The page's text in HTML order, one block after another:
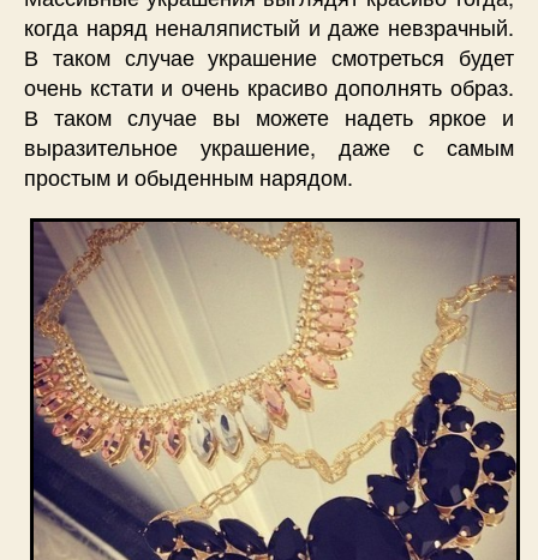
когда наряд неналяпистый и даже невзрачный.
В таком случае украшение смотреться будет
очень кстати и очень красиво дополнять образ.
В таком случае вы можете надеть яркое и
выразительное украшение, даже с самым
простым и обыденным нарядом.